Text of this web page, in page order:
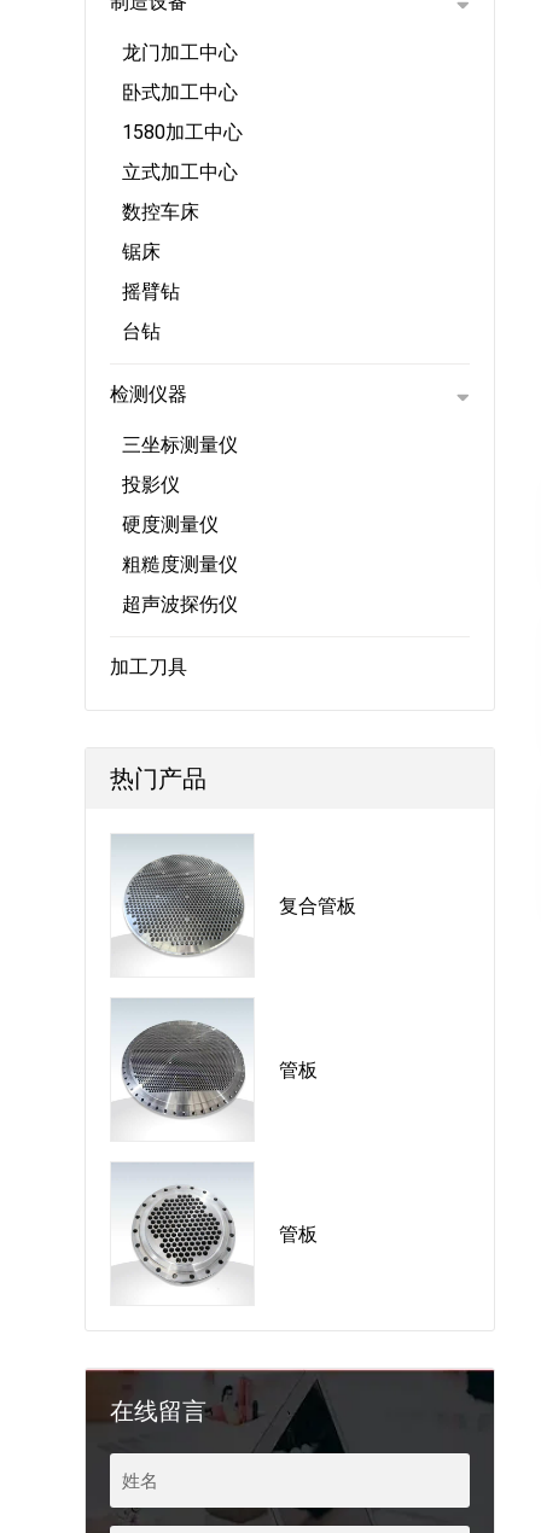
龙门加工中心
卧式加工中心
1580加工中心
立式加工中心
数控车床
锯床
摇臂钻
台钻
检测仪器
三坐标测量仪
投影仪
硬度测量仪
粗糙度测量仪
超声波探伤仪
加工刀具
热门产品
复合管板
管板
管板
在线留言